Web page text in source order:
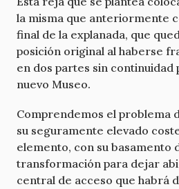
la misma que anteriormente
final de la explanada, que
posición original al haberse
en dos partes sin continuidad
nuevo Museo.
Comprendemos el problema
su seguramente elevado
elemento, con su basamento
transformación para dejar
central de acceso que habrá